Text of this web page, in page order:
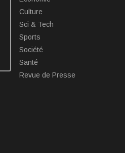
Culture
Sci & Tech
Sports
Société
Santé
Revue de Presse